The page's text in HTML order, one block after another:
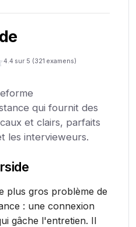
4.4 sur 5 (321 examens)
qui fournit des
et clairs, parfaits
les intervieweurs.
plus gros problème de
: une connexion
gâche l'entretien. Il